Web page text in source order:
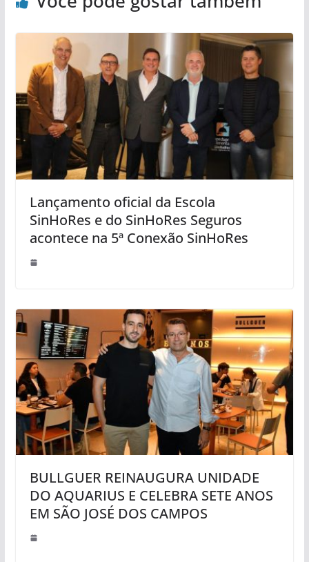
Lançamento oficial da Escola
SinHoRes e do SinHoRes Seguros
acontece na 5ª Conexão SinHoRes
BULLGUER REINAUGURA UNIDADE
DO AQUARIUS E CELEBRA SETE ANOS
EM SÃO JOSÉ DOS CAMPOS